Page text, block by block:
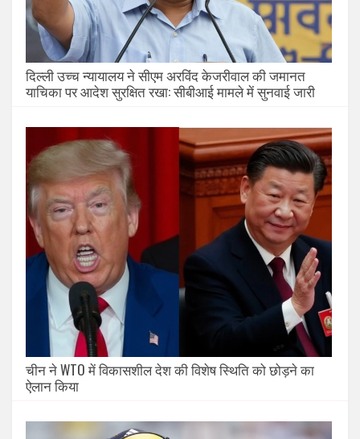
दिल्ली उच्च न्यायालय ने सीएम अरविंद केजरीवाल की जमानत
याचिका पर आदेश सुरक्षित रखा: सीबीआई मामले में सुनवाई जारी
चीन ने WTO में विकासशील देश की विशेष स्थिति को छोड़ने का
ऐलान किया